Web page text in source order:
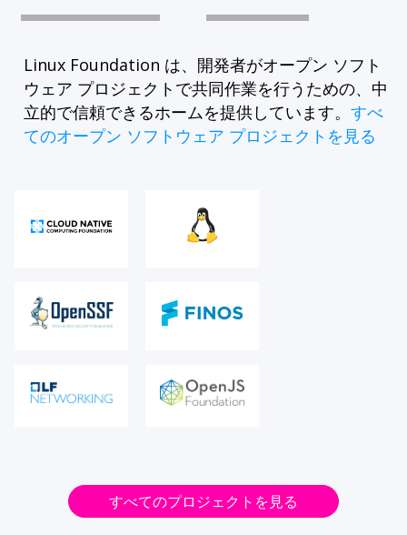
Linux Foundation は、開発者がオープン ソフト
ウェア プロジェクトで共同作業を行うための、中
立的で信頼できるホームを提供しています。 すべ
てのオープン ソフトウェア プロジェクトを見る
すべてのプロジェクトを見る